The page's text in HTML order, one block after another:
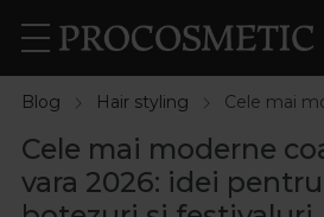
Blog Hair styling Cele mai
Cele mai moderne
vara 2026: idei